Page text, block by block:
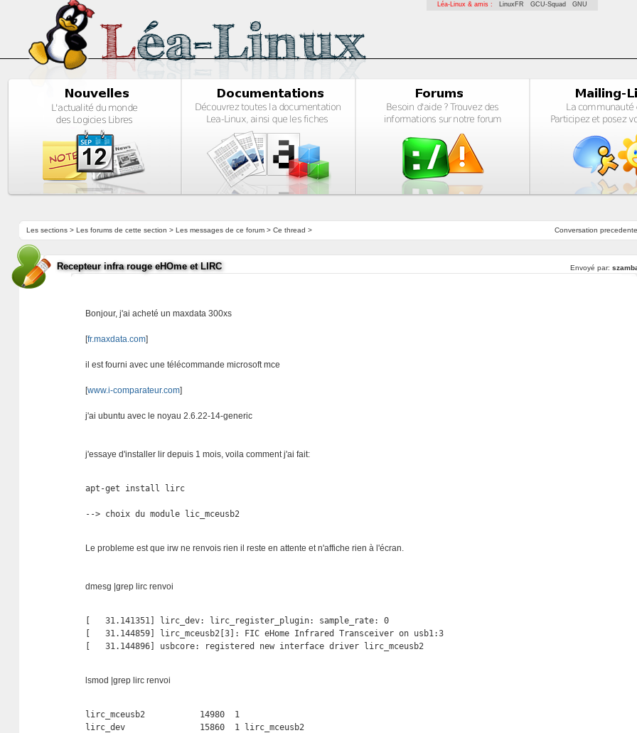
Léa-Linux & amis : LinuxFR GCU-Squad GNU
Conversation precedente
Les sections> Les forums de cette section > Les messages de ce forum> Ce thread >
Recepteur infra rouge eHOme et LIRC Envoyé par:
Bonjour, j'ai acheté un maxdata 300xs
[fr.maxdata.com]
il est fourni avec une télécommande microsoft mce
[www.i-comparateur.com]
j'ai ubuntu avec le noyau 2.6.22-14-generic
j'essaye d'installer lir depuis 1 mois, voila comment j'ai fait:
apt-get install lirc
--> choix du module lic_mceusb2
Le probleme est que irw ne renvois rien il reste en attente et n'affiche rien à l'écran.
dmesg |grep lirc renvoi
[   31.141351] lirc_dev: lirc_register_plugin: sample_rate: 0
[   31.144859] lirc_mceusb2[3]: FIC eHome Infrared Transceiver on usb1:3
[   31.144896] usbcore: registered new interface driver lirc_mceusb2
lsmod |grep lirc renvoi
lirc_mceusb2           14980  1
lirc_dev               15860  1 lirc_mceusb2